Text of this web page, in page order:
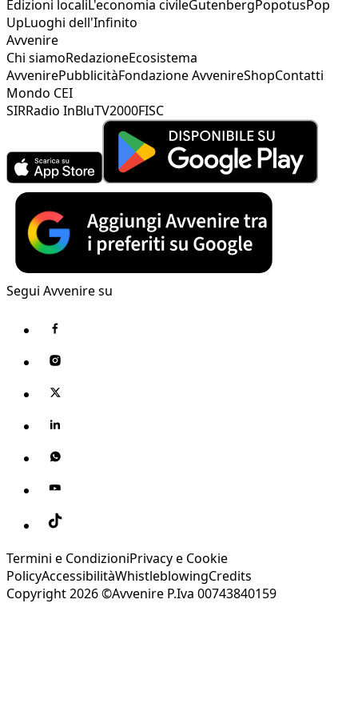
Edizioni localiL'economia civileGutenbergPopotusPop
UpLuoghi dell'Infinito
Avvenire
Chi siamoRedazioneEcosistema
AvvenirePubblicitàFondazione AvvenireShopContatti
Mondo CEI
SIRRadio InBluTV2000FISC
Segui Avvenire su
Termini e CondizioniPrivacy e Cookie
PolicyAccessibilitàWhistleblowingCredits
Copyright 2026 ©Avvenire P.Iva 00743840159